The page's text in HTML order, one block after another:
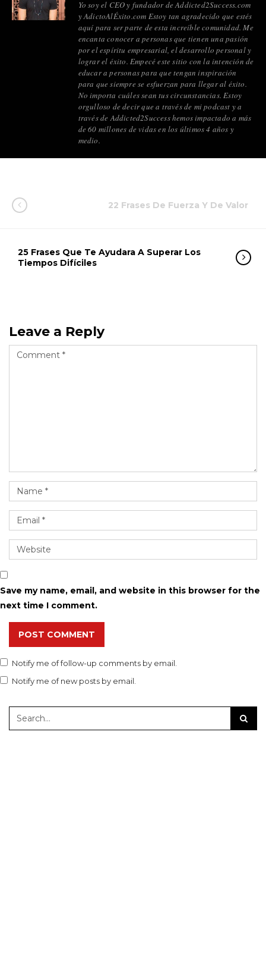
Yo soy el CEO y fundador de Addicted2Success.com
y AdictoAlÉxito.com Estoy tan agradecido que estés
aquí para ser parte de esta increíble comunidad. Me
encanta conocer a personas que tienen una pasión
por el espíritu empresarial, el desarrollo personal y
lograr el éxito. Empecé este sitio con la intención de
educar a personas para que tengan inspiración
para que siempre se esfuerzan para llegar al éxito.
No importa cuáles sean tus circunstancias. Estoy
orgulloso de decir que a través de mi podcast y a
través de Addicted2Success hemos impactado a más
de 60 millones de vidas en los últimos 4 años y
medio.
22 Frases De Fuerza Y De Valor
25 Frases Que Te Ayudara A Superar Los
Tiempos Difíciles
Leave a Reply
Save my name, email, and website in this browser for the
next time I comment.
POST COMMENT
Notify me of follow-up comments by email.
Notify me of new posts by email.